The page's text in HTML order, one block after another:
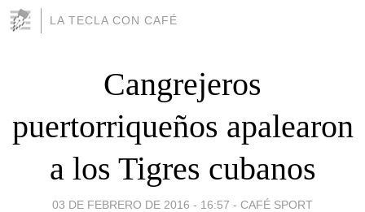
LA TECLA CON CAFÉ
Cangrejeros
puertorriqueños apalearon
a los Tigres cubanos
03 DE FEBRERO DE 2016 - 16:57 - CAFÉ SPORT